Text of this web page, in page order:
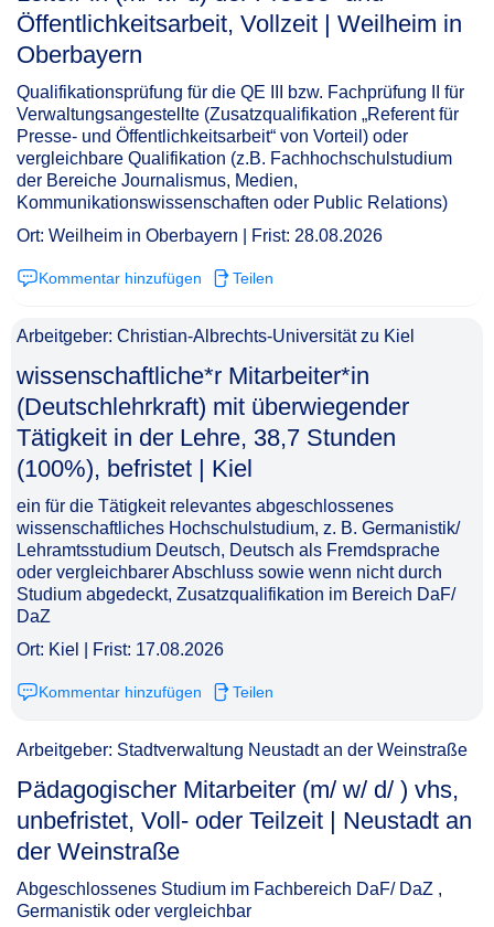
Öffentlichkeitsarbeit, Vollzeit | Weilheim in
Oberbayern​‌‌‌‌​‌​‌‌‌‌​‌‌‌​‌‌
Qualifikationsprüfung für die QE III bzw. Fachprüfung II für
Verwaltungsangestellte (Zusatzqualifikation „Referent für
Presse- und Öffentlichkeitsarbeit“ von Vorteil) oder
vergleichbare Qualifikation (z.B. Fachhochschulstudium
der Bereiche Journalismus, Medien,
Kommunikationswissenschaften oder Public Relations)
Ort: Weilheim in Oberbayern | Frist: 28.08.2026
Kommentar hinzufügen Teilen
Arbeitgeber: Christian-Albrechts-Universität zu Kiel
wissenschaftliche*r Mitarbeiter*in
(Deutschlehrkraft) mit überwiegender
Tätigkeit in der Lehre, 38,7 Stunden
(100%), befristet | Kiel​‌‌‌‌​‌​‌‌‌‌​‌‌‌​‌​
ein für die Tätigkeit relevantes abgeschlossenes
wissenschaftliches Hochschulstudium, z. B. Germanistik/
Lehramtsstudium Deutsch, Deutsch als Fremdsprache
oder vergleichbarer Abschluss sowie wenn nicht durch
Studium abgedeckt, Zusatzqualifikation im Bereich DaF/
DaZ
Ort: Kiel | Frist: 17.08.2026
Kommentar hinzufügen Teilen
Arbeitgeber: Stadtverwaltung Neustadt an der Weinstraße
Pädagogischer Mitarbeiter (m/ w/ d/ ) vhs,
unbefristet, Voll- oder Teilzeit | Neustadt an
der Weinstraße​‌‌‌‌​‌​‌‌‌‌​‌‌‌​​‌
Abgeschlossenes Studium im Fachbereich DaF/ DaZ ,
Germanistik oder vergleichbar